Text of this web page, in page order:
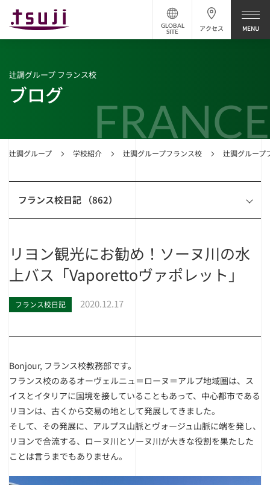
アクセス
GLOBAL
SITE
FRANCE
辻調グループ 学校紹介 辻調グループフランス校 辻調グループ
辻調グループ フランス校
ブログ
フランス校日記 （862）
リヨン観光にお勧め！ソーヌ川の水
上バス「Vaporettoヴァポレット」
フランス校日記 2020.12.17
Bonjour, フランス校教務部です。
フランス校のあるオーヴェルニュ＝ローヌ＝アルプ地域圏は、ス
イスとイタリアに国境を接していることもあって、中心都市である
リヨンは、古くから交易の地として発展してきました。
そして、その発展に、アルプス山脈とヴォージュ山脈に端を発し、
リヨンで合流する、ローヌ川とソーヌ川が大きな役割を果たした
ことは言うまでもありません。